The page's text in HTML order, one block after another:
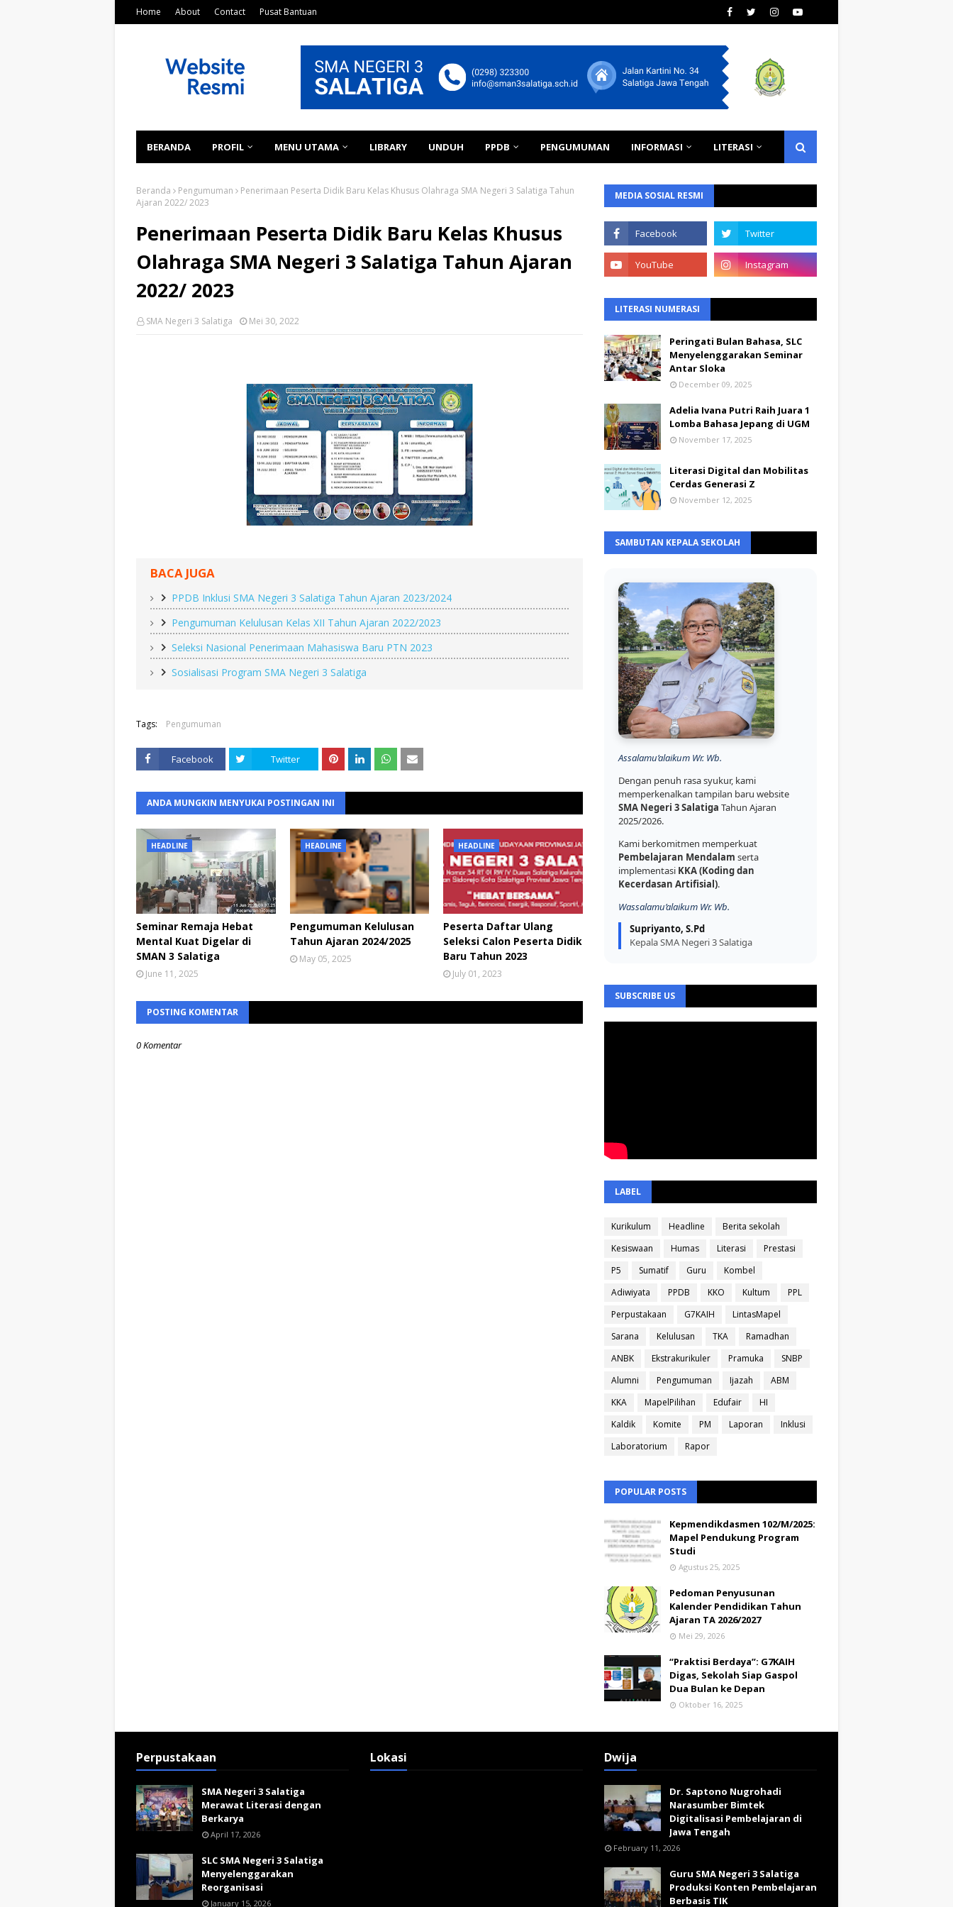
Home About Contact Pusat Bantuan
BERANDA PROFIL MENU UTAMA LIBRARY UNDUH PPDB PENGUMUMAN INFORMASI LITERASI
Beranda Pengumuman
Penerimaan Peserta Didik Baru Kelas Khusus Olahraga SMA Negeri 3 Salatiga Tahun
Ajaran 2022/ 2023
Penerimaan Peserta Didik Baru Kelas Khusus
Olahraga SMA Negeri 3 Salatiga Tahun Ajaran
2022/ 2023
SMA Negeri 3 Salatiga Mei 30, 2022
BACA JUGA
PPDB Inklusi SMA Negeri 3 Salatiga Tahun Ajaran 2023/2024
Pengumuman Kelulusan Kelas XII Tahun Ajaran 2022/2023
Seleksi Nasional Penerimaan Mahasiswa Baru PTN 2023
Sosialisasi Program SMA Negeri 3 Salatiga
Tags: Pengumuman
Facebook Twitter
ANDA MUNGKIN MENYUKAI POSTINGAN INI
HEADLINE
Seminar Remaja Hebat
Mental Kuat Digelar di
SMAN 3 Salatiga
June 11, 2025
HEADLINE
Pengumuman Kelulusan
Tahun Ajaran 2024/2025
May 05, 2025
HEADLINE
Peserta Daftar Ulang
Seleksi Calon Peserta Didik
Baru Tahun 2023
July 01, 2023
POSTING KOMENTAR
0 Komentar
MEDIA SOSIAL RESMI
LITERASI NUMERASI
Peringati Bulan Bahasa, SLC
Menyelenggarakan Seminar
Antar Sloka
December 09, 2025
Adelia Ivana Putri Raih Juara 1
Lomba Bahasa Jepang di UGM
November 17, 2025
Literasi Digital dan Mobilitas
Cerdas Generasi Z
November 12, 2025
SAMBUTAN KEPALA SEKOLAH
Assalamu’alaikum Wr. Wb.
Dengan penuh rasa syukur, kami
memperkenalkan tampilan baru website
SMA Negeri 3 Salatiga Tahun Ajaran
2025/2026.
Kami berkomitmen memperkuat
Pembelajaran Mendalam serta
implementasi KKA (Koding dan
Kecerdasan Artifisial).
Wassalamu’alaikum Wr. Wb.
Supriyanto, S.Pd
Kepala SMA Negeri 3 Salatiga
SUBSCRIBE US
LABEL
Kurikulum Headline
Berita sekolah
Kesiswaan
Humas Literasi
Prestasi
P5
Sumatif Guru
Kombel
Adiwiyata
PPDB KKO Kultum
PPL
Perpustakaan
G7KAIH
LintasMapel
Sarana
Kelulusan TKA
Ramadhan
ANBK
Ekstrakurikuler Pramuka
SNBP
Alumni
Pengumuman Ijazah
ABM
KKA
MapelPilihan Edufair
HI
Kaldik
Komite PM Laporan
Inklusi
Laboratorium
Rapor
POPULAR POSTS
Kepmendikdasmen 102/M/2025:
Mapel Pendukung Program
Studi
Agustus 25, 2025
Pedoman Penyusunan
Kalender Pendidikan Tahun
Ajaran TA 2026/2027
Mei 29, 2026
“Praktisi Berdaya”: G7KAIH
Digas, Sekolah Siap Gaspol
Dua Bulan ke Depan
Oktober 16, 2025
Perpustakaan
SMA Negeri 3 Salatiga
Merawat Literasi dengan
Berkarya
April 17, 2026
SLC SMA Negeri 3 Salatiga
Menyelenggarakan
Reorganisasi
January 15, 2026
Lokasi Dwija
Dr. Saptono Nugrohadi
Narasumber Bimtek
Digitalisasi Pembelajaran di
Jawa Tengah
February 11, 2026
Guru SMA Negeri 3 Salatiga
Produksi Konten Pembelajaran
Berbasis TIK